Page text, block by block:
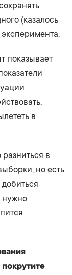
(казалось
показывает
в
разниться в
но есть
нужно